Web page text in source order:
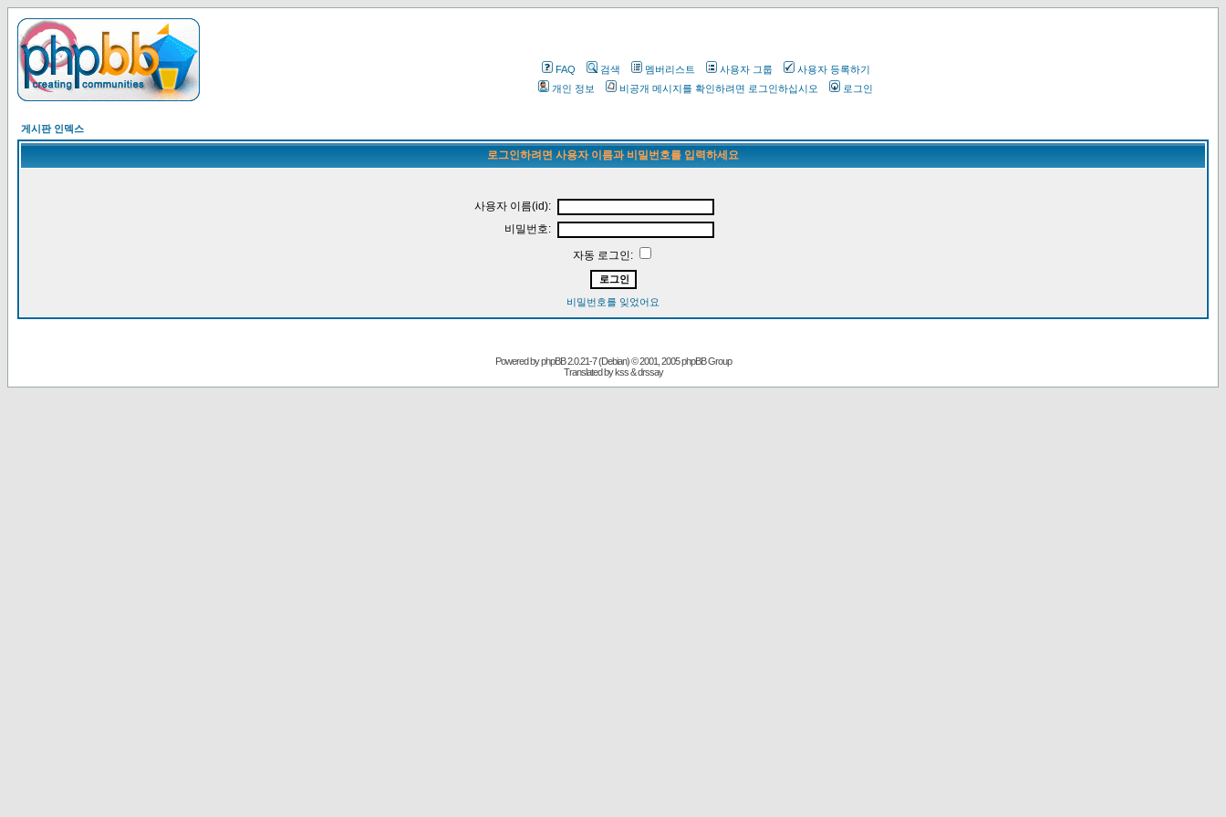
FAQ 검색 멤버리스트 사용자 그룹
사용자 등록하기
개인 정보
비공개 메시지를 확인하려면 로그인하십시오 로그인
게시판 인덱스
로그인하려면 사용자 이름과 비밀번호를 입력하세요
사용자 이름(id):
비밀번호:
자동 로그인:
비밀번호를 잊었어요
Powered byphpBB2.0.21-7 (Debian) © 2001, 2005 phpBB Group
Translated by kss & drssay